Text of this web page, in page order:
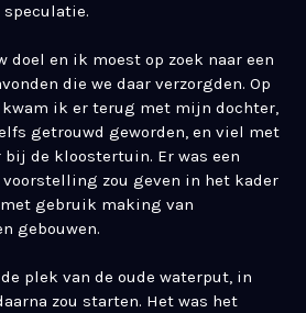
doel en ik moest op zoek naar een
die we daar verzorgden. Op
ik er terug met mijn dochter,
getrouwd geworden, en viel met
de kloostertuin. Er was een
zou geven in het kader
gebruik making van
gebouwen.
plek van de oude waterput, in
zou starten. Het was het